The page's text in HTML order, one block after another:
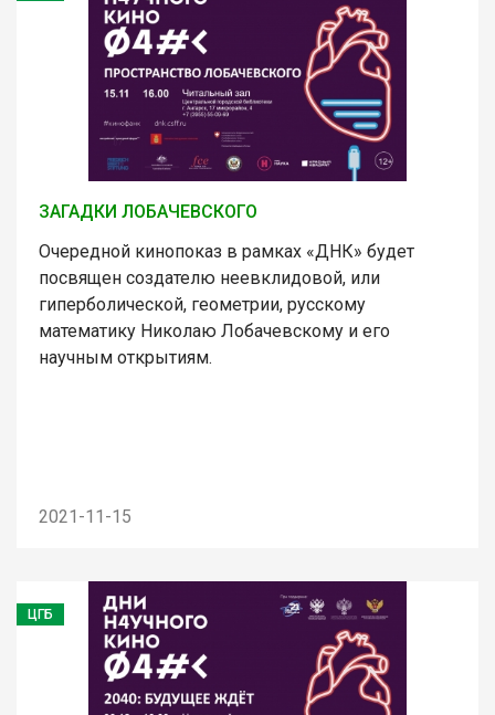
ЗАГАДКИ ЛОБАЧЕВСКОГО
Очередной кинопоказ в рамках «ДНК» будет
посвящен создателю неевклидовой, или
гиперболической, геометрии, русскому
математику Николаю Лобачевскому и его
научным открытиям.
2021-11-15
ЦГБ